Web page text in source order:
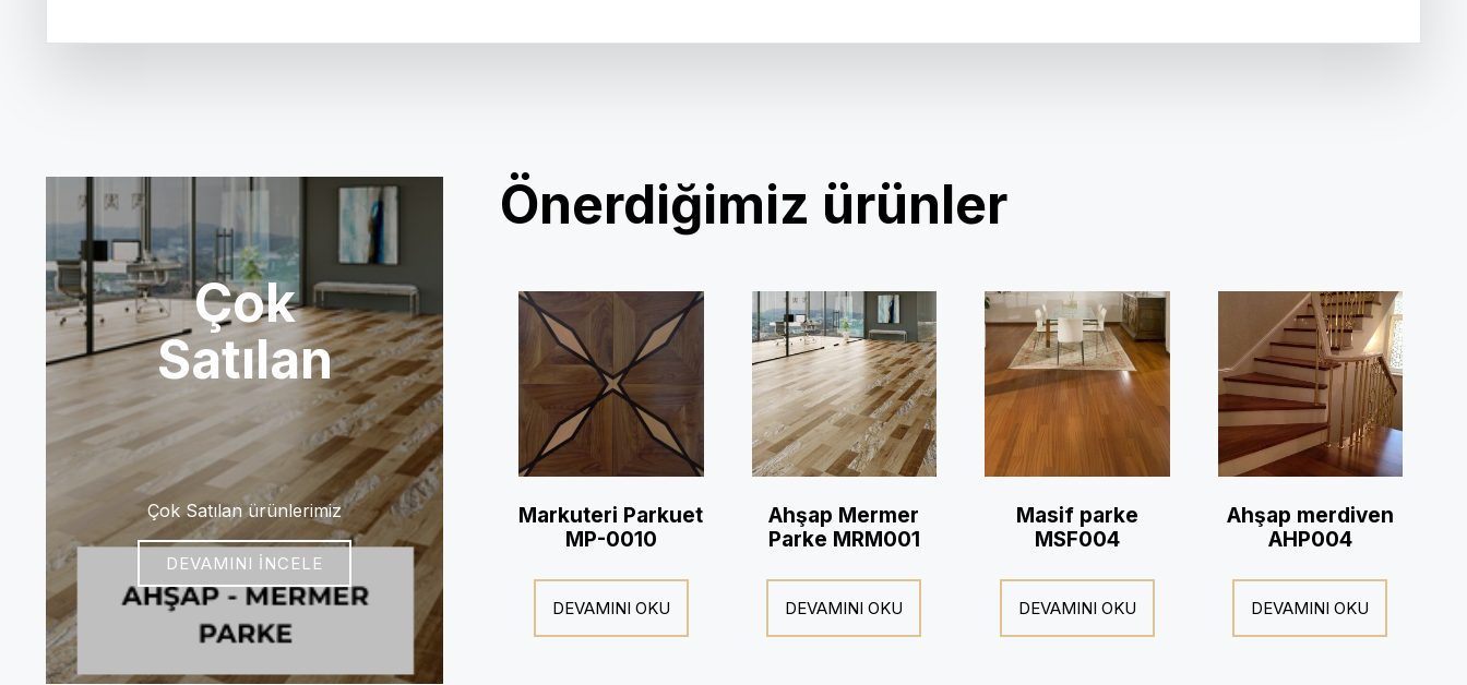
Çok
Satılan
Çok Satılan ürünlerimiz
DEVAMINI İNCELE
Önerdiğimiz ürünler
Markuteri Parkuet
MP-0010
DEVAMINI OKU
Ahşap Mermer
Parke MRM001
DEVAMINI OKU
Masif parke
MSF004
DEVAMINI OKU
Ahşap merdiven
AHP004
DEVAMINI OKU